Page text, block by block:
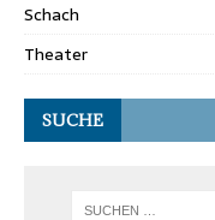
Schach
Theater
SUCHE